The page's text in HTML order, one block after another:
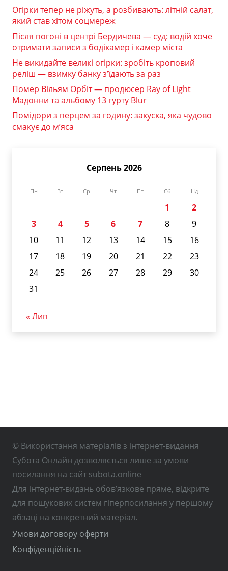
Огірки тепер не ріжуть, а розбивають: літній салат,
який став хітом соцмереж
Після погоні в центрі Бердичева — суд: водій хоче
отримати записи з бодікамер і камер міста
Не викидайте великі огірки: зробіть кроповий
реліш — взимку банку з’їдають за раз
Помер Вільям Орбіт — продюсер Ray of Light
Мадонни та альбому 13 гурту Blur
Помідори з перцем за годину: закуска, яка чудово
смакує до м’яса
Серпень 2026
Пн Вт Ср Чт Пт Сб Нд
1
2
3
4 5 6 7 8
9
10
11 12 13 14 15
16
17
18 19 20 21 22
23
24
25 26 27 28 29
30
31
« Лип
© Використання матеріалів з інтернет-видання
Субота Онлайн дозволяється лише за умови
посилання на сайт subota.online
Для інтернет-видань обов’язкове пряме, відкрите
для пошукових систем гіперпосилання у першому
абзаці на конкретний матеріал.
Умови договору оферти
Конфіденційність